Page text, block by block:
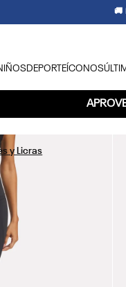
🚚
DEPORTE ÍCONOS
y Licras
classics